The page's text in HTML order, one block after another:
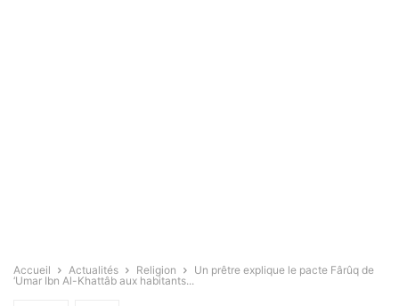
Accueil Actualités Religion
Un prêtre explique le pacte Fârûq de
‘Umar Ibn Al-Khattâb aux habitants...